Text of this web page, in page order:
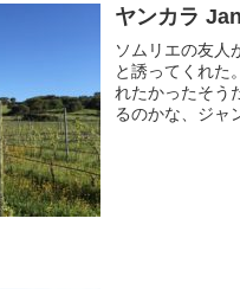
ヤンカラ
ソムリエの友人
と誘ってくれた
れたかったそう
るのかな、ジャ